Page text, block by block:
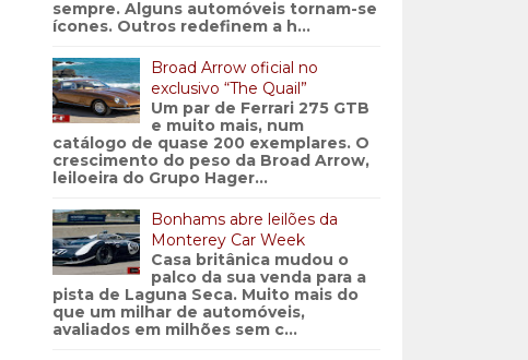
sempre. Alguns automóveis tornam-se
ícones. Outros redefinem a h...
Broad Arrow oficial no
exclusivo “The Quail”
Um par de Ferrari 275 GTB
e muito mais, num
catálogo de quase 200 exemplares. O
crescimento do peso da Broad Arrow,
leiloeira do Grupo Hager...
Bonhams abre leilões da
Monterey Car Week
Casa britânica mudou o
palco da sua venda para a
pista de Laguna Seca. Muito mais do
que um milhar de automóveis,
avaliados em milhões sem c...